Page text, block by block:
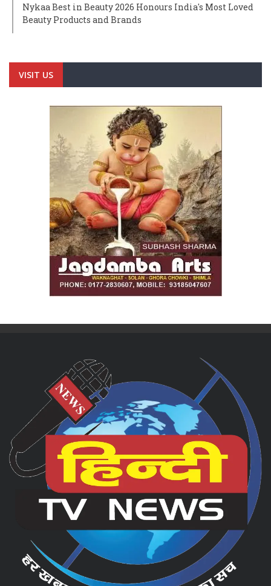
Nykaa Best in Beauty 2026 Honours India's Most Loved
Beauty Products and Brands
VISIT US